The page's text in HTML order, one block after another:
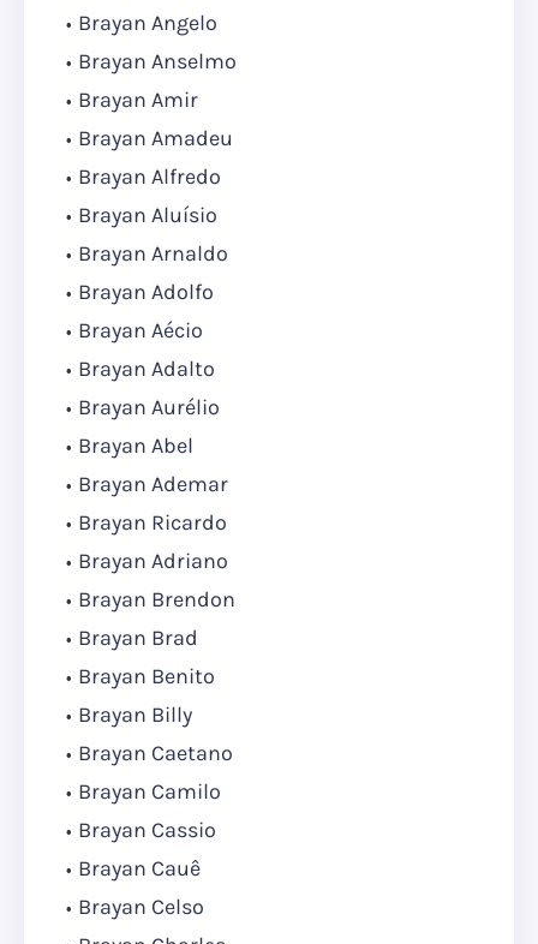
Brayan Angelo
Brayan Anselmo
Brayan Amir
Brayan Amadeu
Brayan Alfredo
Brayan Aluísio
Brayan Arnaldo
Brayan Adolfo
Brayan Aécio
Brayan Adalto
Brayan Aurélio
Brayan Abel
Brayan Ademar
Brayan Ricardo
Brayan Adriano
Brayan Brendon
Brayan Brad
Brayan Benito
Brayan Billy
Brayan Caetano
Brayan Camilo
Brayan Cassio
Brayan Cauê
Brayan Celso